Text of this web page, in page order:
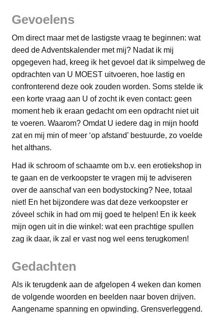
Gevoelens
Om direct maar met de lastigste vraag te beginnen: wat
deed de Adventskalender met mij? Nadat ik mij
opgegeven had, kreeg ik het gevoel dat ik simpelweg de
opdrachten van U MOEST uitvoeren, hoe lastig en
confronterend deze ook zouden worden. Soms stelde ik
een korte vraag aan U of zocht ik even contact: geen
moment heb ik eraan gedacht om een opdracht niet uit
te voeren. Waarom? Omdat U iedere dag in mijn hoofd
zat en mij min of meer ‘op afstand’ bestuurde, zo voelde
het althans.
Had ik schroom of schaamte om b.v. een erotiekshop in
te gaan en de verkoopster te vragen mij te adviseren
over de aanschaf van een bodystocking? Nee, totaal
niet! En het bijzondere was dat deze verkoopster er
zóveel schik in had om mij goed te helpen! En ik keek
mijn ogen uit in die winkel: wat een prachtige spullen
zag ik daar, ik zal er vast nog wel eens terugkomen!
Gedachten
Als ik terugdenk aan de afgelopen 4 weken dan komen
de volgende woorden en beelden naar boven drijven.
Aangename spanning en opwinding. Grensverleggend.